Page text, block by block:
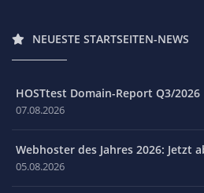
NEUESTE STARTSEITEN-NEWS
HOSTtest Domain-Report Q3/2026
07.08.2026
Webhoster des Jahres 2026: Jetzt
05.08.2026